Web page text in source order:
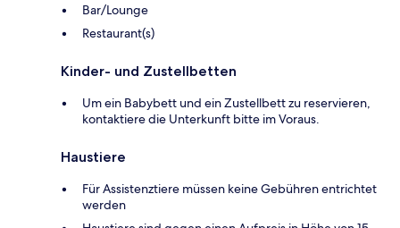
Bar/Lounge
Restaurant(s)
Kinder- und Zustellbetten
Um ein Babybett und ein Zustellbett zu reservieren,
kontaktiere die Unterkunft bitte im Voraus.
Haustiere
Für Assistenztiere müssen keine Gebühren entrichtet
werden